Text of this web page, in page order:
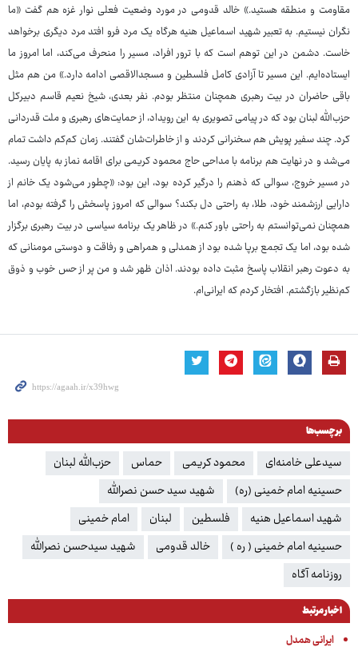
مقاومت و منطقه هستید.» خالد قدومی در مورد وضعیت فعلی نوار غزه هم گفت «ما
نگران نیستیم. به تعبیر شهید اسماعیل هنیه هرگاه یک مرد فرو افتد مرد دیگری برخواهد
خاست. دشمن در این توهم است که با ترور افراد، مسیر را منحرف می‌کند، اما امروز ما
ایستاده‌ایم. این مسیر تا آزادی کامل فلسطین و مسجدالاقصی ادامه دارد.» من هم مثل
باقی حاضران در بیت رهبری همچنان منتظر بودم. نفر بعدی، شیخ نعیم قاسم دبیرکل
حزب‌الله لبنان بود که در پیامی تصویری به این رویداد، از حمایت‌های رهبری و ملت قدردانی
کرد. چند سفیر پویش هم سخنرانی کردند و از خاطرات‌شان گفتند. زمان کم‌کم داشت تمام
می‌شد و در نهایت هم برنامه با مداحی حاج محمود کریمی برای اقامه نماز به پایان رسید.
در مسیر خروج، سوالی که ذهنم را درگیر کرده بود، این بود: «چطور می‌شود یک خانم از
دارایی ارزشمند خود، طلا، به راحتی دل بکند؟ سوالی که امروز پاسخش را گرفته بودم، اما
همچنان نمی‌توانستم به راحتی باور کنم.» در ظاهر یک برنامه سیاسی در بیت رهبری برگزار
شده بود، اما یک تجمع برپا شده بود از همدلی و همراهی و رفاقت و دوستی مومنانی که
به دعوت رهبر انقلاب پاسخ مثبت داده بودند. اذان ظهر شد و من پر از حس خوب و ذوق
کم‌نظیر بازگشتم. افتخار کردم که ایرانی‌ام.
برچسب‌ها
سیدعلی خامنه‌ای محمود کریمی حماس
حزب‌الله لبنان
حسینیه امام خمینی (ره)
شهید سید حسن نصرالله
شهید اسماعیل هنیه
فلسطین لبنان
امام خمینی
حسینیه امام خمینی ( ره )
خالد قدومی
شهید سیدحسن نصرالله
روزنامه آگاه
اخبار مرتبط
ایرانی همدل